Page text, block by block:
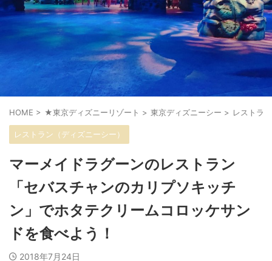
HOME > ★東京ディズニーリゾート > 東京ディズニーシー > レストラ
レストラン（ディズニーシー）
マーメイドラグーンのレストラン
「セバスチャンのカリプソキッチ
ン」でホタテクリームコロッケサン
ドを食べよう！
2018年7月24日